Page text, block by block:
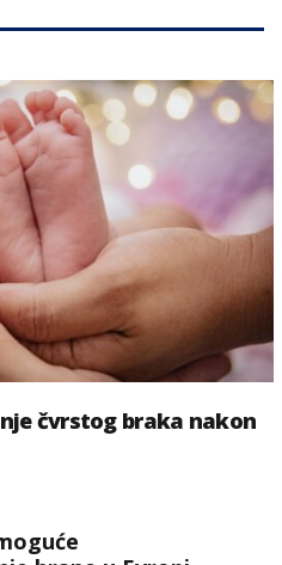
čvrstog braka nakon